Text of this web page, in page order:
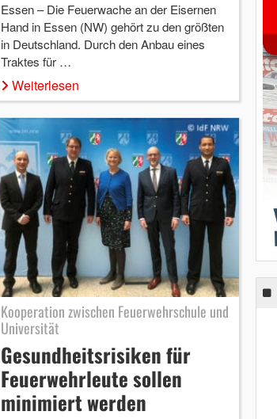
Essen – Die Feuerwache an der Eisernen
Hand in Essen (NW) gehört zu den größten
in Deutschland. Durch den Anbau eines
Traktes für …
Weiterlesen
Kooperation zwischen Feuerwehrschule und
Universität
Gesundheitsrisiken für
Feuerwehrleute sollen
minimiert werden